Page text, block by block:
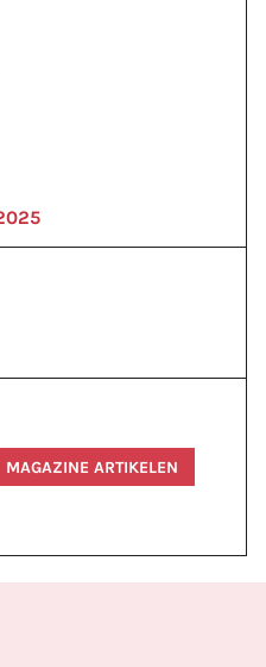
MAGAZINE ARTIKELEN